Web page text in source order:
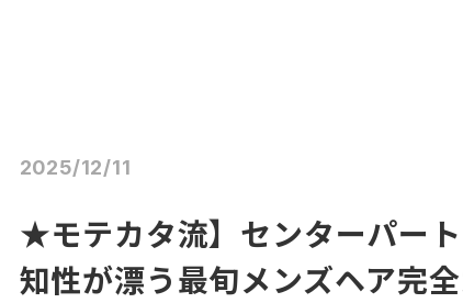
2025/12/11
★モテカタ流】センターパー
知性が漂う最旬メンズヘア完